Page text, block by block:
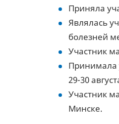
Приняла
Являлась
болезней
Участник
Принимала
29-30
Участник
Минске.